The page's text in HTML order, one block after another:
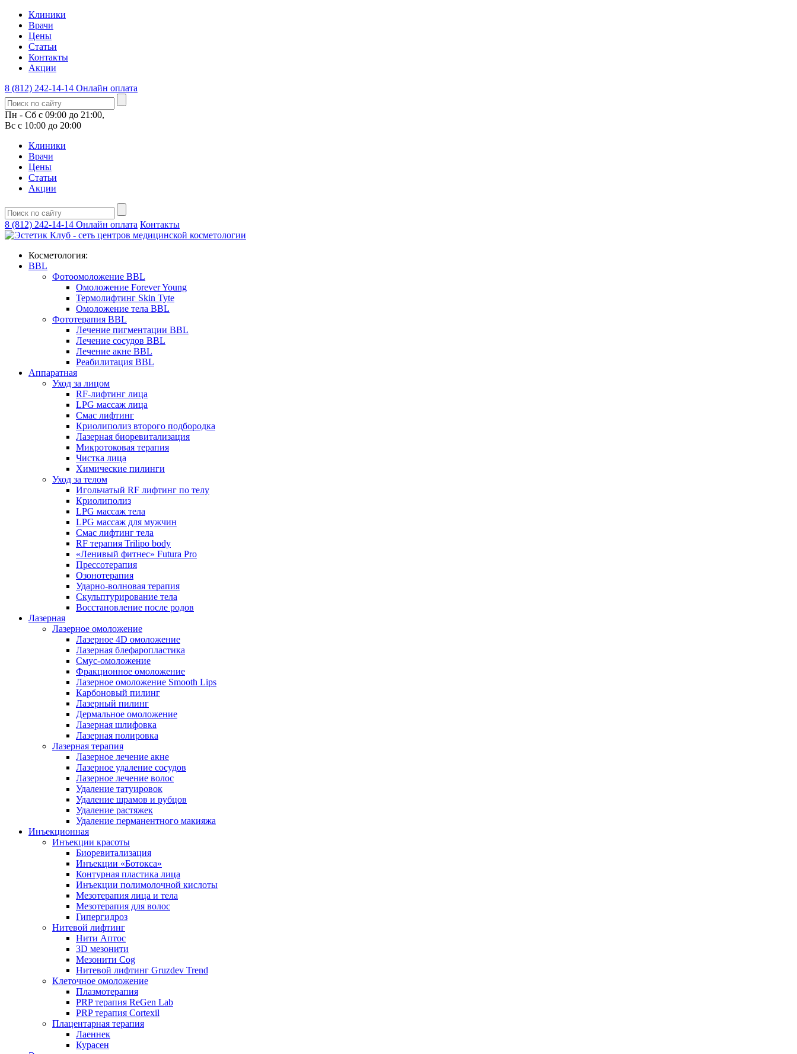
Клиники
Врачи
Цены
Статьи
Контакты
Акции
8 (812) 242-14-14 Онлайн оплата
Пн - Сб с 09:00 до 21:00,
Вс с 10:00 до 20:00
Клиники
Врачи
Цены
Статьи
Акции
8 (812) 242-14-14 Онлайн оплата Контакты
Косметология:
BBL
Фотоомоложение BBL
Омоложение Forever Young
Термолифтинг Skin Tyte
Омоложение тела BBL
Фототерапия BBL
Лечение пигментации BBL
Лечение сосудов BBL
Лечение акне BBL
Реабилитация BBL
Аппаратная
Уход за лицом
RF-лифтинг лица
LPG массаж лица
Смас лифтинг
Криолиполиз второго подбородка
Лазерная биоревитализация
Микротоковая терапия
Чистка лица
Химические пилинги
Уход за телом
Игольчатый RF лифтинг по телу
Криолиполиз
LPG массаж тела
LPG массаж для мужчин
Смас лифтинг тела
RF терапия Trilipo body
«Ленивый фитнес» Futura Pro
Прессотерапия
Озонотерапия
Ударно-волновая терапия
Скульптурирование тела
Восстановление после родов
Лазерная
Лазерное омоложение
Лазерное 4D омоложение
Лазерная блефаропластика
Смус-омоложение
Фракционное омоложение
Лазерное омоложение Smooth Lips
Карбоновый пилинг
Лазерный пилинг
Дермальное омоложение
Лазерная шлифовка
Лазерная полировка
Лазерная терапия
Лазерное лечение акне
Лазерное удаление сосудов
Лазерное лечение волос
Удаление татуировок
Удаление шрамов и рубцов
Удаление растяжек
Удаление перманентного макияжа
Инъекционная
Инъекции красоты
Биоревитализация
Инъекции «Ботокса»
Контурная пластика лица
Инъекции полимолочной кислоты
Мезотерапия лица и тела
Мезотерапия для волос
Гипергидроз
Нитевой лифтинг
Нити Аптос
3D мезонити
Мезонити Cog
Нитевой лифтинг Gruzdev Trend
Клеточное омоложение
Плазмотерапия
PRP терапия ReGen Lab
PRP терапия Cortexil
Плацентарная терапия
Лаеннек
Курасен